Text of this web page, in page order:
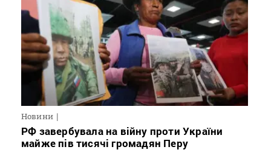
Новини
РФ завербувала на війну проти України
майже пів тисячі громадян Перу